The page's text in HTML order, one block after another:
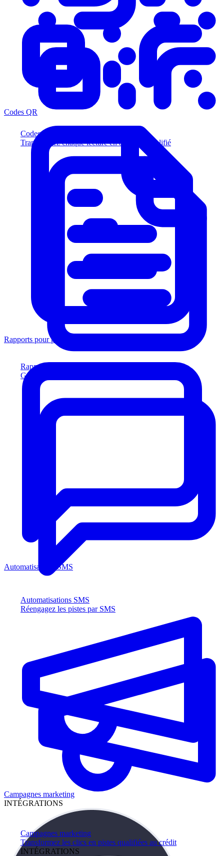
Codes QR
Transformez chaque lecture en acheteur qualifié
Rapports pour prêteurs
Générez des rapports conformes aux prêteurs
Automatisations SMS
Réengagez les pistes par SMS
Campagnes marketing
Transformez les clics en pistes qualifiées au crédit
INTÉGRATIONS
Codes QR
Rapports pour prêteurs
Automatisations SMS
Campagnes marketing
INTÉGRATIONS